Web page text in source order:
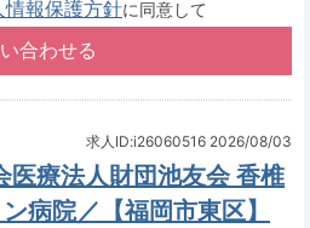
報保護方針に同意して
求人ID:i26060516 2026/08/03
医療法人財団池友会 香椎
病院／【福岡市東区】